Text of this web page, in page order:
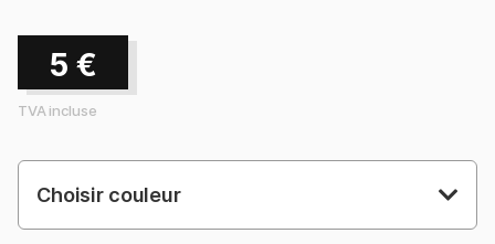
5 €
TVA incluse
Choisir couleur